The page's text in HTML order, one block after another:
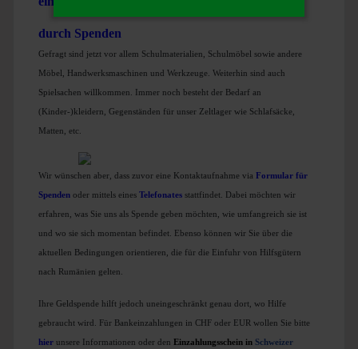
durch Spenden
Gefragt sind jetzt vor allem Schulmaterialien, Schulmöbel sowie andere
Möbel, Handwerksmaschinen und Werkzeuge. Weiterhin sind auch
Spielsachen willkommen. Immer noch besteht der Bedarf an
(Kinder-)kleidern, Gegenständen für unser Zeltlager wie Schlafsäcke,
Matten, etc.
Wir wünschen aber, dass zuvor eine Kontaktaufnahme via Formular für
Spenden oder mittels eines Telefonates stattfindet. Dabei möchten wir
erfahren, was Sie uns als Spende geben möchten, wie umfangreich sie ist
und wo sie sich momentan befindet. Ebenso können wir Sie über die
aktuellen Bedingungen orientieren, die für die Einfuhr von Hilfsgütern
nach Rumänien gelten.
Ihre Geldspende hilft jedoch uneingeschränkt genau dort, wo Hilfe
gebraucht wird. Für Bankeinzahlungen in CHF oder EUR wollen Sie bitte
hier unsere Informationen oder den Einzahlungsschein in Schweizer